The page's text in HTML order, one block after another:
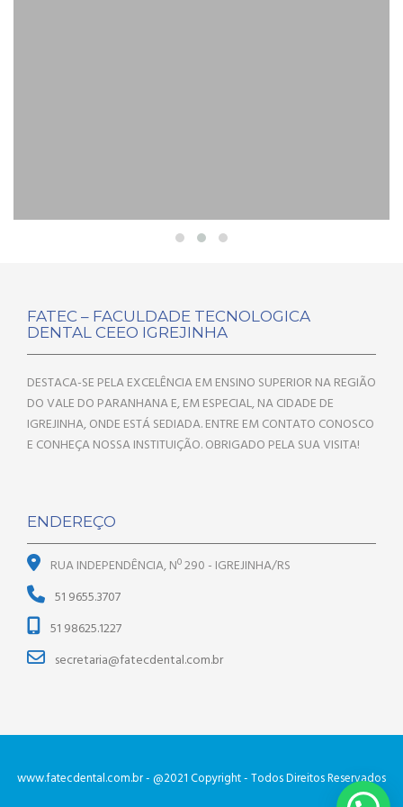
FATEC – FACULDADE TECNOLOGICA
DENTAL CEEO IGREJINHA
DESTACA-SE PELA EXCELÊNCIA EM ENSINO SUPERIOR NA REGIÃO
DO VALE DO PARANHANA E, EM ESPECIAL, NA CIDADE DE
IGREJINHA, ONDE ESTÁ SEDIADA. ENTRE EM CONTATO CONOSCO
E CONHEÇA NOSSA INSTITUIÇÃO. OBRIGADO PELA SUA VISITA!
ENDEREÇO
RUA INDEPENDÊNCIA, Nº 290 - IGREJINHA/RS
51 9655.3707
51 98625.1227
secretaria@fatecdental.com.br
www.fatecdental.com.br - @2021 Copyright - Todos Direitos Reservados